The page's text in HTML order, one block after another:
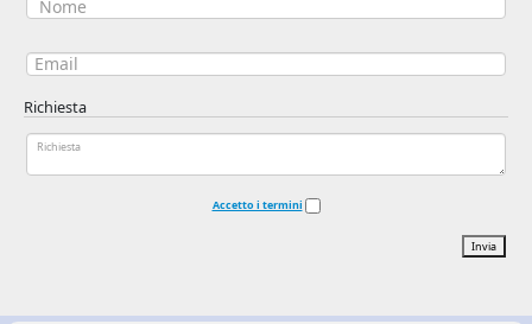
Richiesta
Accetto i termini
Invia